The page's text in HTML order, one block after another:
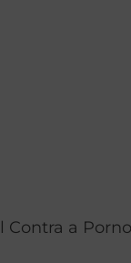
Contra a